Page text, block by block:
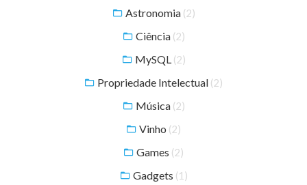
Astronomia (2)
Ciência (2)
MySQL (2)
Propriedade Intelectual (2)
Música (2)
Vinho (2)
Games (2)
Gadgets (1)